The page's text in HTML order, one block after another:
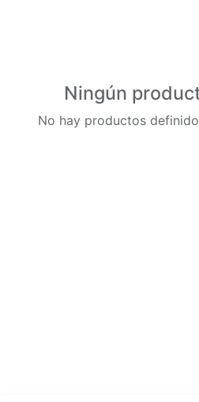
Ningún
No hay productos